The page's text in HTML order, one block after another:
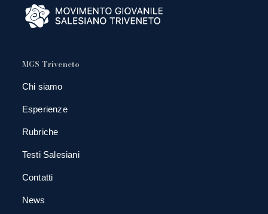
MGS Triveneto
Chi siamo
Esperienze
Rubriche
Testi Salesiani
Contatti
News